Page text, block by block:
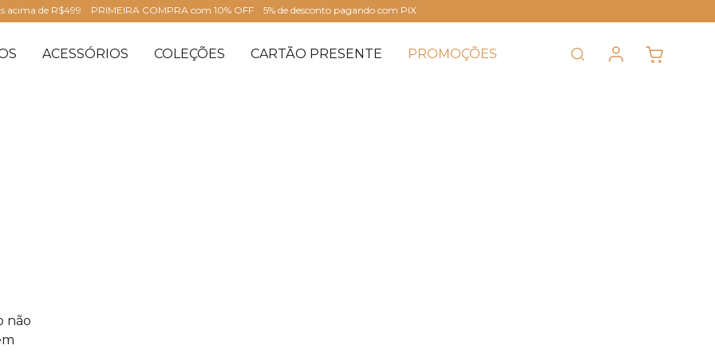
acima de R$499 PRIMEIRA COMPRA com 10% OFF 5% de desconto pagando com PIX
ACESSÓRIOS COLEÇÕES CARTÃO PRESENTE PROMOÇÕES
não